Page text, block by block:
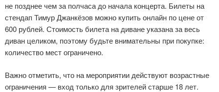
не позднее чем за полчаса до начала концерта. Билеты на
стендап Тимур Джанкёзов можно купить онлайн по цене от
600 рублей. Стоимость билета на диване указана за весь
диван целиком, поэтому будьте внимательны при покупке:
количество мест ограничено.
Важно отметить, что на мероприятии действуют возрастные
ограничения — вход только для зрителей старше 18 лет.